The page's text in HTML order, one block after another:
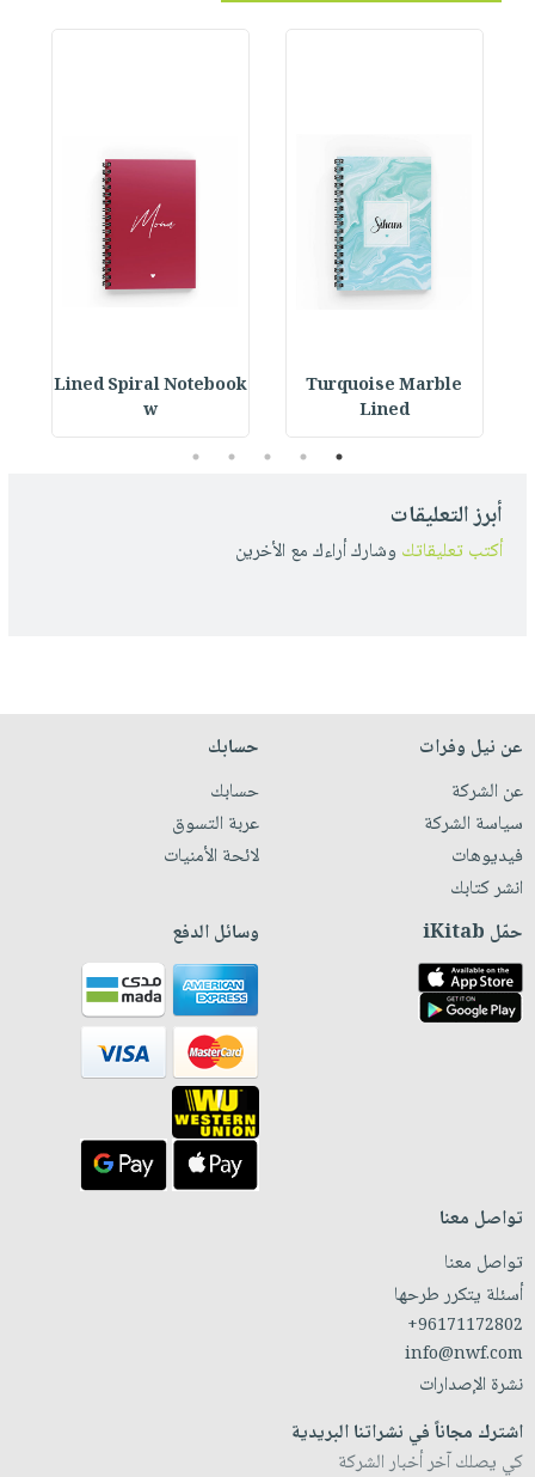
Turquoise Marble
Lined
Lined Spiral Notebook
w
1
2
3
4
5
أبرز التعليقات
أكتب تعليقاتك وشارك أراءك مع الأخرين
عن نيل وفرات
عن الشركة
سياسة الشركة
فيديوهات
انشر كتابك
حسابك
حسابك
عربة التسوق
لائحة الأمنيات
حمّل iKitab وسائل الدفع
تواصل معنا
تواصل معنا
أسئلة يتكرر طرحها
+96171172802
info@nwf.com
نشرة الإصدارات
اشترك مجاناً في نشراتنا البريدية
كي يصلك آخر أخبار الشركة